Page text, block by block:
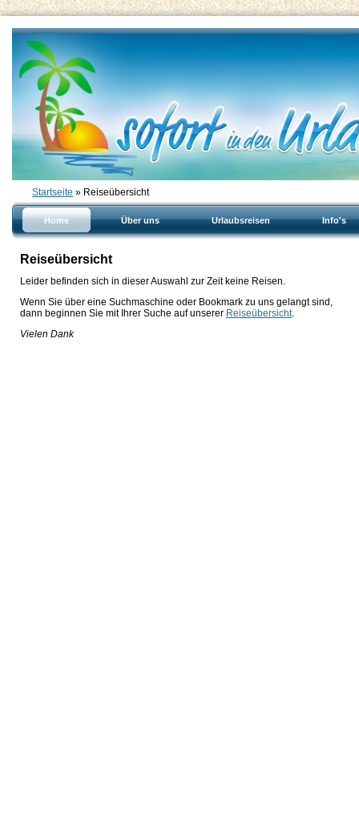
Startseite » Reiseübersicht
Home Über uns Urlaubsreisen Info's
Reiseübersicht
Leider befinden sich in dieser Auswahl zur Zeit keine Reisen.
Wenn Sie über eine Suchmaschine oder Bookmark zu uns gelangt sind,
dann beginnen Sie mit Ihrer Suche auf unserer Reiseübersicht.
Vielen Dank